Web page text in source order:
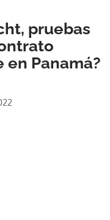
pruebas
en Panamá?